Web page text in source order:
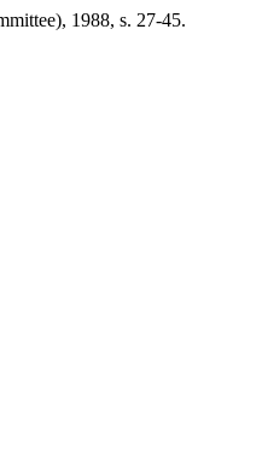
1988, s. 27-45.